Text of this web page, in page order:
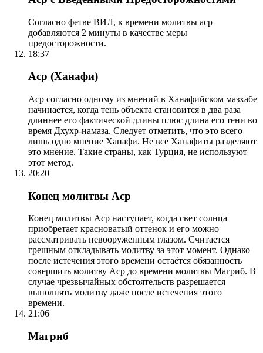
Согласно фетве ВИЛ, к времени молитвы аср
добавляются 2 минуты в качестве меры
предосторожности.
18:37
Аср (Ханафи)
Аср согласно одному из мнений в Ханафийском мазхабе
начинается, когда тень объекта становится в два раза
длиннее его фактической длины плюс длина его тени во
время Дхухр-намаза. Следует отметить, что это всего
лишь одно мнение Ханафи. Не все Ханафиты разделяют
это мнение. Такие страны, как Турция, не используют
этот метод.
20:20
Конец молитвы Аср
Конец молитвы Аср наступает, когда свет солнца
приобретает красноватый оттенок и его можно
рассматривать невооруженным глазом. Считается
грешным откладывать молитву за этот момент. Однако
после истечения этого времени остаётся обязанность
совершить молитву Аср до времени молитвы Магриб. В
случае чрезвычайных обстоятельств разрешается
выполнять молитву даже после истечения этого
времени.
21:06
Магриб